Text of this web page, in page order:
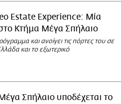
Estate Experience: Μία
στο Κτήμα Μέγα Σπήλαιο
και ανοίγει τις πόρτες του σε
και το εξωτερικό
Σπήλαιο υποδέχεται το